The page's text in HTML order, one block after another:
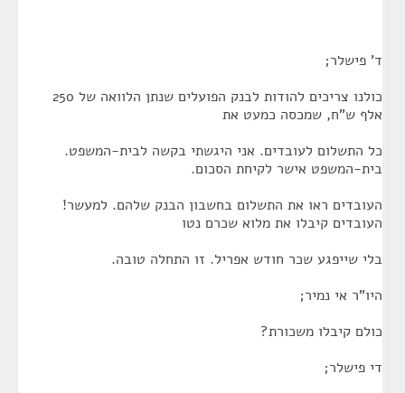
ד' פישלר;
כולנו צריכים להודות לבנק הפועלים שנתן הלוואה של 250
אלף ש"ח, שמכסה כמעט את
כל התשלום לעובדים. אני היגשתי בקשה לבית-המשפט.
בית-המשפט אישר לקיחת הסכום.
העובדים ראו את התשלום בחשבון הבנק שלהם. למעשר!
העובדים קיבלו את מלוא שכרם נטו
בלי שייפגע שכר חודש אפריל. זו התחלה טובה.
היו"ר אי נמיר;
כולם קיבלו משכורת?
די פישלר;